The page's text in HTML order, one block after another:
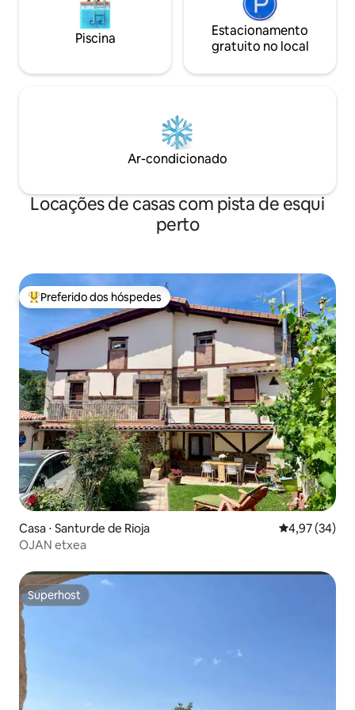
sillones, perfectos para descansar
después de un día de exploración en la
naturaleza.Piscina
Estacionamento
gratuito no local
Ar-condicionado
Locações de casas com pista de esqui
perto
Entre os melhores preferidos dos hóspedes
Preferido dos hóspedes
Casa ⋅ Santurde de Rioja 4,97 de uma
4,97 (34)
OJAN etxea
Superhost
Superhost